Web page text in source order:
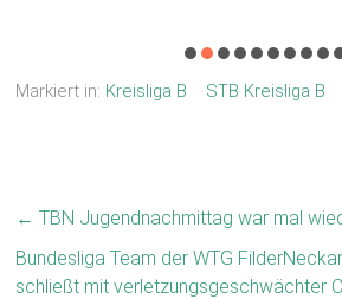
Markiert in: Kreisliga B STB Kreisliga B
← TBN Jugendnachmittag war mal
Bundesliga Team der WTG
schließt mit verletzungsgeschwächter